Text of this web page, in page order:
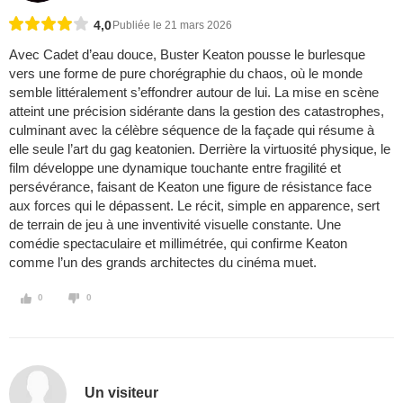
4,0 Publiée le 21 mars 2026
Avec Cadet d’eau douce, Buster Keaton pousse le burlesque
vers une forme de pure chorégraphie du chaos, où le monde
semble littéralement s’effondrer autour de lui. La mise en scène
atteint une précision sidérante dans la gestion des catastrophes,
culminant avec la célèbre séquence de la façade qui résume à
elle seule l’art du gag keatonien. Derrière la virtuosité physique, le
film développe une dynamique touchante entre fragilité et
persévérance, faisant de Keaton une figure de résistance face
aux forces qui le dépassent. Le récit, simple en apparence, sert
de terrain de jeu à une inventivité visuelle constante. Une
comédie spectaculaire et millimétrée, qui confirme Keaton
comme l’un des grands architectes du cinéma muet.
0 0
Un visiteur